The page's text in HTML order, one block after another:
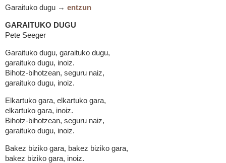
Garaituko dugu → entzun
GARAITUKO DUGU
Pete Seeger
Garaituko dugu, garaituko dugu,
garaituko dugu, inoiz.
Bihotz-bihotzean, seguru naiz,
garaituko dugu, inoiz.
Elkartuko gara, elkartuko gara,
elkartuko gara, inoiz.
Bihotz-bihotzean, seguru naiz,
garaituko dugu, inoiz.
Bakez biziko gara, bakez biziko gara,
bakez biziko gara, inoiz.